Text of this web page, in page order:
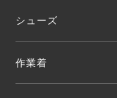
シューズ
作業着